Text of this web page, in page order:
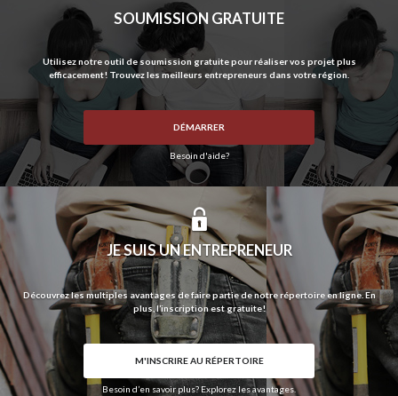
SOUMISSION GRATUITE
Utilisez notre outil de soumission gratuite pour réaliser vos projet plus
efficacement! Trouvez les meilleurs entrepreneurs dans votre région.
DÉMARRER
Besoin d'aide?
JE SUIS UN ENTREPRENEUR
Découvrez les multiples avantages de faire partie de notre répertoire en ligne. En
plus, l’inscription est gratuite!
M'INSCRIRE AU RÉPERTOIRE
Besoin d’en savoir plus? Explorez les avantages.